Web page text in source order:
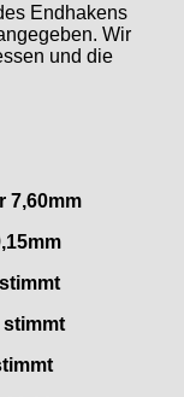
Endhakens
Wir
und die
7,60mm